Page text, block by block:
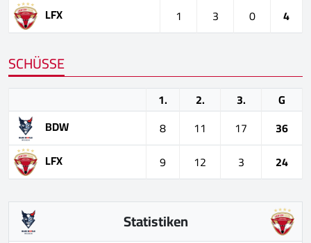
LFX
1 3 0 4
SCHÜSSE
1. 2. 3.
G
BDW
8 11 17
36
LFX
9 12 3 24
Statistiken